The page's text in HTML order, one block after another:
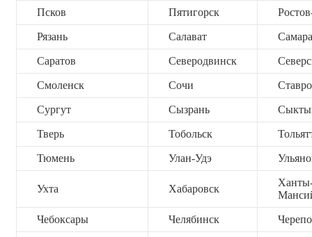
Псков Пятигорск
Рязань Салават Самара
Саратов Северодвинск
Смоленск Сочи
Сургут Сызрань
Тверь Тобольск
Тюмень Улан-Удэ
Ухта Хабаровск
Чебоксары Челябинск